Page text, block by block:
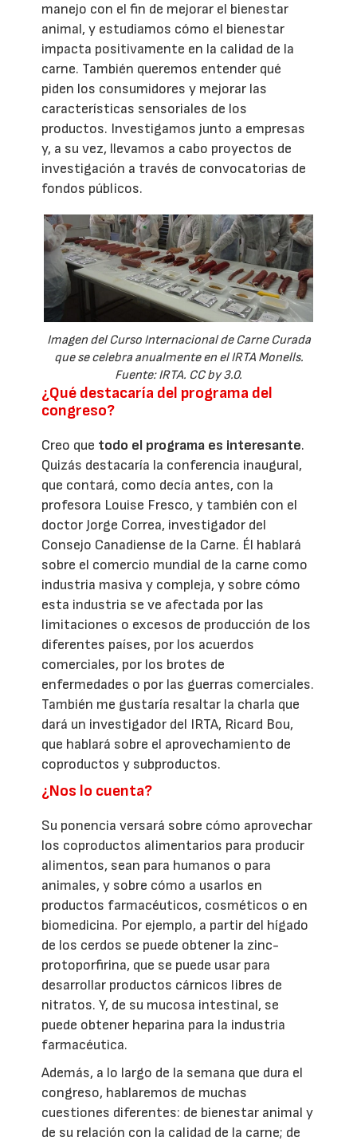
manejo con el fin de mejorar el bienestar
animal, y estudiamos cómo el bienestar
impacta positivamente en la calidad de la
carne. También queremos entender qué
piden los consumidores y mejorar las
características sensoriales de los
productos. Investigamos junto a empresas
y, a su vez, llevamos a cabo proyectos de
investigación a través de convocatorias de
fondos públicos.
Imagen del Curso Internacional de Carne Curada
que se celebra anualmente en el IRTA Monells.
Fuente: IRTA. CC by 3.0.
¿Qué destacaría del programa del
congreso?
Creo que todo el programa es interesante.
Quizás destacaría la conferencia inaugural,
que contará, como decía antes, con la
profesora Louise Fresco, y también con el
doctor Jorge Correa, investigador del
Consejo Canadiense de la Carne. Él hablará
sobre el comercio mundial de la carne como
industria masiva y compleja, y sobre cómo
esta industria se ve afectada por las
limitaciones o excesos de producción de los
diferentes países, por los acuerdos
comerciales, por los brotes de
enfermedades o por las guerras comerciales.
También me gustaría resaltar la charla que
dará un investigador del IRTA, Ricard Bou,
que hablará sobre el aprovechamiento de
coproductos y subproductos.
¿Nos lo cuenta?
Su ponencia versará sobre cómo aprovechar
los coproductos alimentarios para producir
alimentos, sean para humanos o para
animales, y sobre cómo a usarlos en
productos farmacéuticos, cosméticos o en
biomedicina. Por ejemplo, a partir del hígado
de los cerdos se puede obtener la zinc-
protoporfirina, que se puede usar para
desarrollar productos cárnicos libres de
nitratos. Y, de su mucosa intestinal, se
puede obtener heparina para la industria
farmacéutica.
Además, a lo largo de la semana que dura el
congreso, hablaremos de muchas
cuestiones diferentes: de bienestar animal y
de su relación con la calidad de la carne; de